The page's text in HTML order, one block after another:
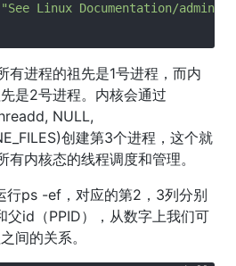
"See Linux Documentation/
有进程的祖先是1号进程，而内
是2号进程。内核会通过
NULL,
创建第3个进程，这个就
有内核态的线程调度和管理。
行ps -ef，对应的第2，3列分别
父id（PPID），从数字上我们可
间的关系。